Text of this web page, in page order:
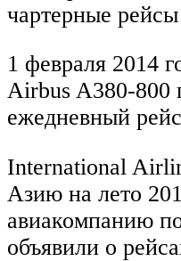
чартерные
1 февраля 2014
Airbus A380-800
ежедневный
International
Азию на лето
авиакомпанию
объявили о